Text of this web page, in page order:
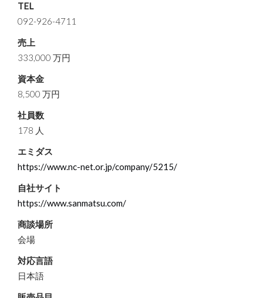
TEL
092-926-4711
売上
333,000 万円
資本金
8,500 万円
社員数
178 人
エミダス
https://www.nc-net.or.jp/company/5215/
自社サイト
https://www.sanmatsu.com/
商談場所
会場
対応言語
日本語